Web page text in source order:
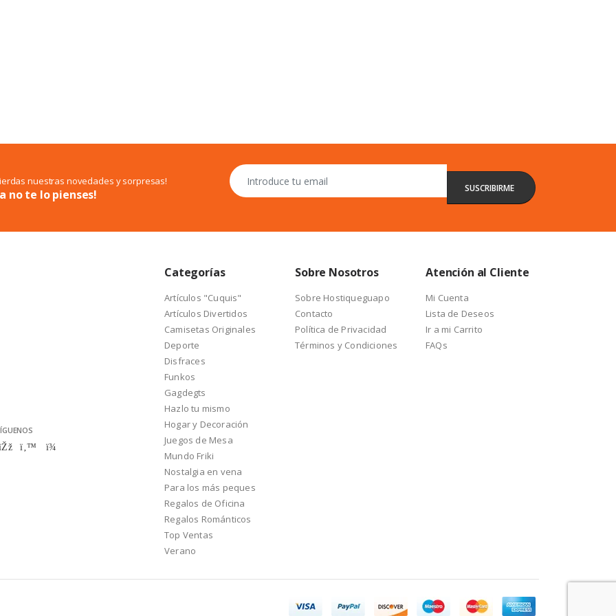
nuestras novedades y sorpresas!
no te lo pienses!
Categorías
Artículos "Cuquis"
Artículos Divertidos
Camisetas Originales
Deporte
Disfraces
Funkos
Gagdegts
Hazlo tu mismo
Hogar y Decoración
Juegos de Mesa
Mundo Friki
Nostalgia en vena
Para los más peques
Regalos de Oficina
Regalos Románticos
Top Ventas
Verano
Sobre Nosotros
Sobre Hostiqueguapo
Contacto
Política de Privacidad
Términos y Condiciones
Atención al Cliente
Mi Cuenta
Lista de Deseos
Ir a mi Carrito
FAQs